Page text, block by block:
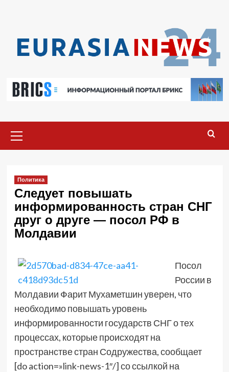
меню
Политика
Следует повышать
информированность стран СНГ
друг о друге — посол РФ в
Молдавии
Посол
России в
Молдавии Фарит Мухаметшин уверен, что
необходимо повышать уровень
информированности государств СНГ о тех
процессах, которые происходят на
пространстве стран Содружества, сообщает
[do action=»link-news-1″/] со ссылкой на